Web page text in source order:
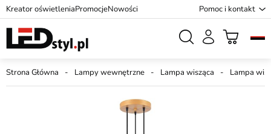
Kreator oświetleniaPromocjeNowości Pomoc i kontakt
Strona Główna Lampy wewnętrzne Lampa wisząca Lampa